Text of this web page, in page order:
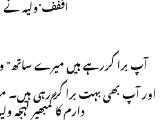
“اففف”وليہ نے
“آپ برا کررہے ہيں ميرے ساتھ”
دارم کا گمبھير لہجہ